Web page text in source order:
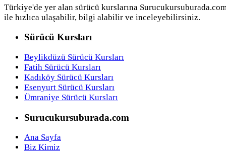
Türkiye'de yer alan sürücü kurslarına
ile hızlıca ulaşabilir, bilgi alabilir ve inceleyebilirsiniz.
Sürücü Kursları
Beylikdüzü Sürücü Kursları
Fatih Sürücü Kursları
Kadıköy Sürücü Kursları
Esenyurt Sürücü Kursları
Ümraniye Sürücü Kursları
Surucukursuburada.com
Ana Sayfa
Biz Kimiz